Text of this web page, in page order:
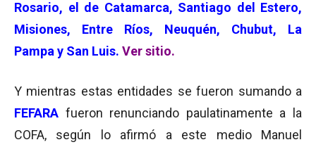
Rosario, el de Catamarca, Santiago del Estero,
Misiones, Entre Ríos, Neuquén, Chubut, La
Pampa y San Luis. Ver sitio.
Y mientras estas entidades se fueron sumando a
FEFARA fueron renunciando paulatinamente a la
COFA, según lo afirmó a este medio Manuel